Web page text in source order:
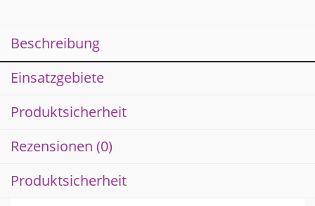
Badreiniger
Duschkabinen­
reiniger
Kalksteinlöser
WC-
Reiniger
5 Liter
Menge
Beschreibung
Einsatzgebiete
Produktsicherheit
Rezensionen (0)
Produktsicherheit